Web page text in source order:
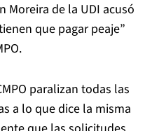
Moreira de la UDI acusó
que pagar peaje”
paralizan todas las
a lo que dice la misma